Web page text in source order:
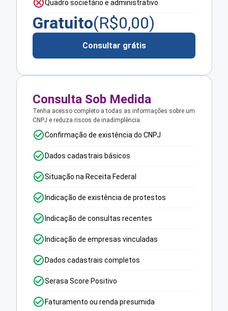
Quadro societário e administrativo
Gratuito(R$0,00)
Consultar grátis
Consulta Sob Medida
Tenha acesso completo a todas as informações sobre um
CNPJ e reduza riscos de inadimplência.
Confirmação de existência do CNPJ
Dados cadastrais básicos
Situação na Receita Federal
Indicação de existência de protestos
Indicação de consultas recentes
Indicação de empresas vinculadas
Dados cadastrais completos
Serasa Score Positivo
Faturamento ou renda presumida